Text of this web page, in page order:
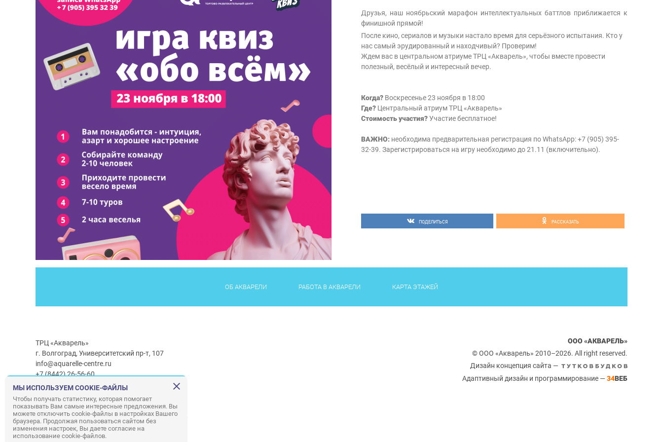
Друзья, наш ноябрьский марафон интеллектуальных баттлов приближается к
финишной прямой!
После кино, сериалов и музыки настало время для серьёзного испытания. Кто у
нас самый эрудированный и находчивый? Проверим!
Ждем вас в центральном атриуме ТРЦ «Акварель», чтобы вместе провести
полезный, весёлый и интересный вечер.
Когда? Воскресенье 23 ноября в 18:00
Где? Центральный атриум ТРЦ «Акварель»
Стоимость участия?Участие бесплатное!
ВАЖНО: необходима предварительная регистрация по WhatsApp: +7 (905) 395-
32-39. Зарегистрироваться на игру необходимо до 21.11 (включительно).
ПОДЕЛИТЬСЯ РАССКАЗАТЬ
ОБ АКВАРЕЛИ РАБОТА В АКВАРЕЛИ КАРТА ЭТАЖЕЙ
ТРЦ «Акварель»
г. Волгоград, Университетский пр-т, 107
info@aquarelle-centre.ru
+7 (8442) 26-56-60
Часы работы ТРЦ: с 10:00 до 22:00
Часы работы г/м Ашан:с 08:00 до 23:00
Часы работыг/мЛемана ПРО:с 08:00 до 22:00
Правила посещения ТРЦ «Акварель»
ООО «АКВАРЕЛЬ»
© ООО «Акварель» 2010–2026. All right reserved.
Дизайн концепция сайта —
Адаптивный дизайн и программирование — 34ВЕБ
МЫ ИСПОЛЬЗУЕМ COOKIE-ФАЙЛЫ
Чтобы получать статистику, которая помогает
показывать Вам самые интересные предложения. Вы
можете отключить cookie-файлы в настройках Вашего
браузера. Продолжая пользоваться сайтом без
изменения настроек, Вы даете согласие на
использование cookie-файлов.